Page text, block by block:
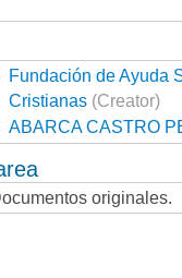
Fundación de Ayuda
Cristianas (Creator)
ABARCA CASTRO
originales.